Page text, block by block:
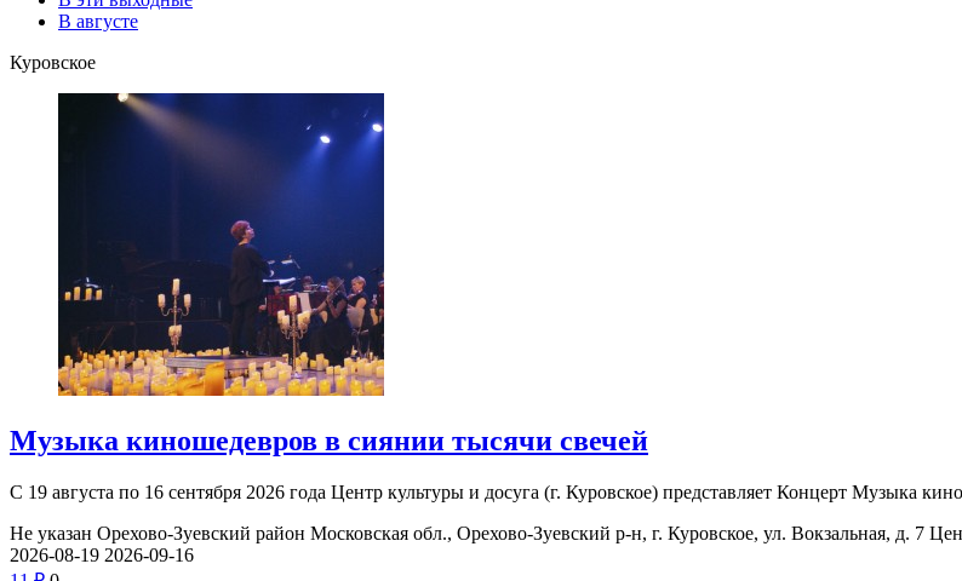
В августе
Куровское
Музыка киношедевров в сиянии тысячи свечей
С 19 августа по 16 сентября 2026 года Центр культуры и досуга (г. Куровское) представляет Концерт Музыка
Не указан Орехово-Зуевский район Московская обл., Орехово-Зуевский р-н, г. Куровское, ул. Вокзальная, д. 7
2026-08-19 2026-09-16